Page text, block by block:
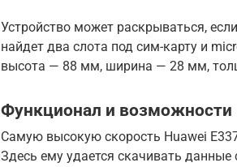
Устройство может раскрываться,
найдет два слота под сим-карту и
высота — 88 мм, ширина — 28 мм,
Функционал и возможности
Самую высокую скорость Huawei
Здесь ему удается скачивать